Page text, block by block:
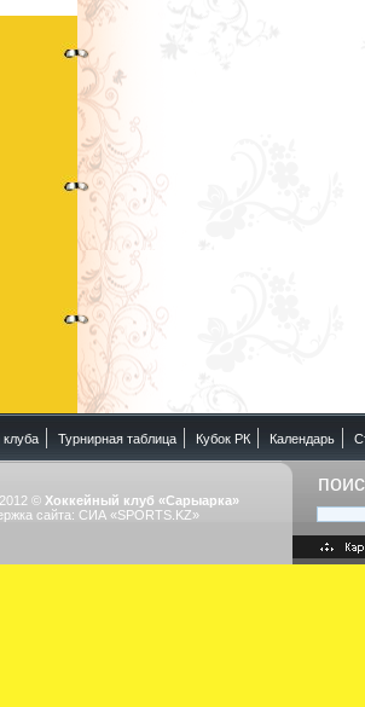
Турнирная таблица Кубок РК Календарь
© Хоккейный клуб «Сарыарка»
сайта: СИА «SPORTS.KZ»